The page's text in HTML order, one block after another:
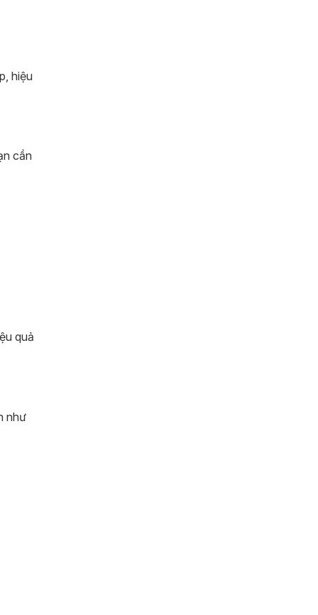
hiệu
cần
quả
như